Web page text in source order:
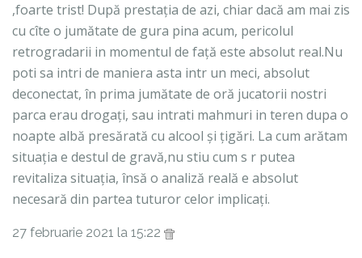
,foarte trist! După prestația de azi, chiar dacă am mai zis
cu cîte o jumătate de gura pina acum, pericolul
retrogradarii in momentul de față este absolut real.Nu
poti sa intri de maniera asta intr un meci, absolut
deconectat, în prima jumătate de oră jucatorii nostri
parca erau drogați, sau intrati mahmuri in teren dupa o
noapte albă presărată cu alcool și țigări. La cum arătam
situația e destul de gravă,nu stiu cum s r putea
revitaliza situația, însă o analiză reală e absolut
necesară din partea tuturor celor implicați.
27 februarie 2021 la 15:22